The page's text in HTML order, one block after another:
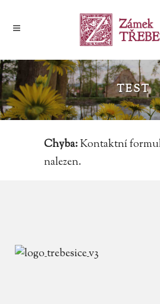
TEST
Chyba:Kontaktní
nalezen.